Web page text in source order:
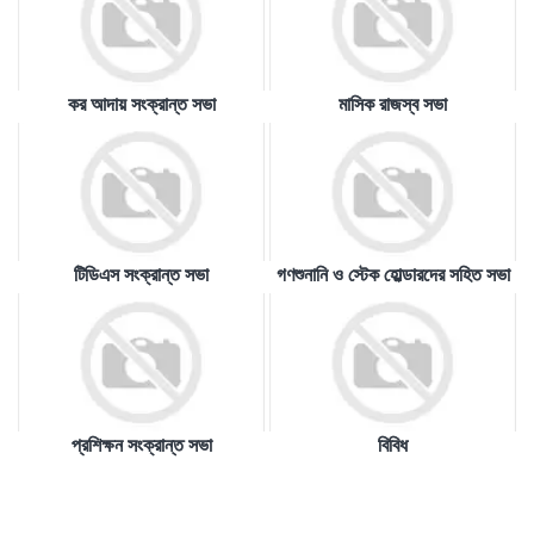
কর আদায় সংক্রান্ত সভা মাসিক রাজস্ব সভা
টিডিএস সংক্রান্ত সভা গণশুনানি ও স্টেক হোল্ডারদের সহিত সভা
প্রশিক্ষন সংক্রান্ত সভা বিবিধ